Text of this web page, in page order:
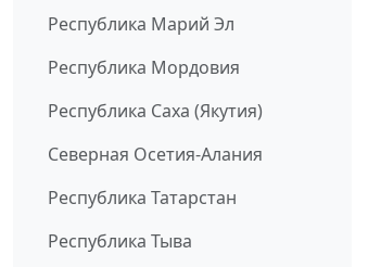
Республика Марий Эл
Республика Мордовия
Республика Саха (Якутия)
Северная Осетия-Алания
Республика Татарстан
Республика Тыва